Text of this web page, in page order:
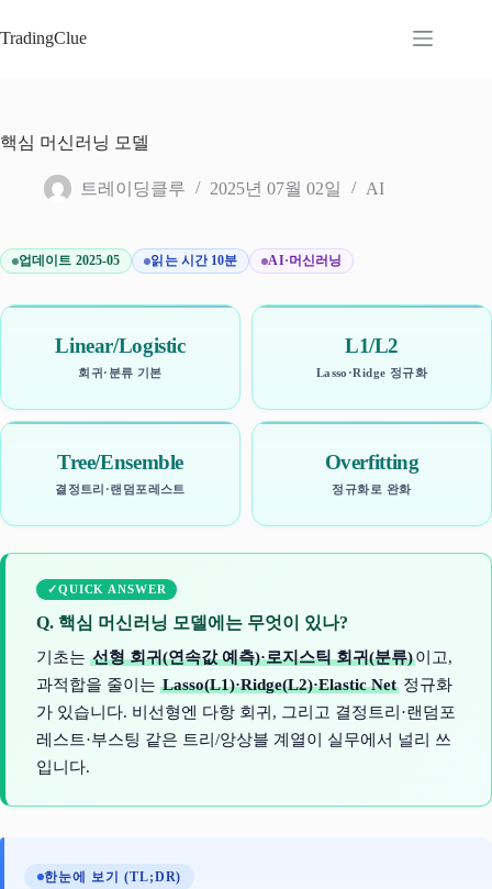
문
뛰
TradingClue
핵심 머신러닝 모델
트레이딩클루 2025년 07월 02일 AI
업데이트 2025-05 읽는 시간 10분 AI·머신러닝
Linear/Logistic
회귀·분류 기본
L1/L2
Lasso·Ridge 정규화
Tree/Ensemble
결정트리·랜덤포레스트
Overfitting
정규화로 완화
QUICK ANSWER
Q. 핵심 머신러닝 모델에는 무엇이 있나?
기초는 선형 회귀(연속값 예측)·로지스틱 회귀(분류)이고,
과적합을 줄이는 Lasso(L1)·Ridge(L2)·Elastic Net 정규화
가 있습니다. 비선형엔 다항 회귀, 그리고 결정트리·랜덤포
레스트·부스팅 같은 트리/앙상블 계열이 실무에서 널리 쓰
입니다.
한눈에 보기 (TL;DR)